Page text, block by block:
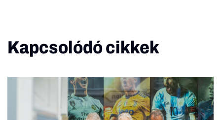
Kapcsolódó cikkek